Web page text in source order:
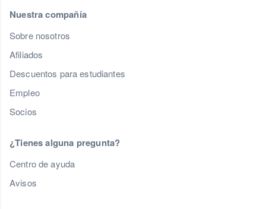
Nuestra compañía
Sobre nosotros
Afiliados
Descuentos para estudiantes
Empleo
Socios
¿Tienes alguna pregunta?
Centro de ayuda
Avisos